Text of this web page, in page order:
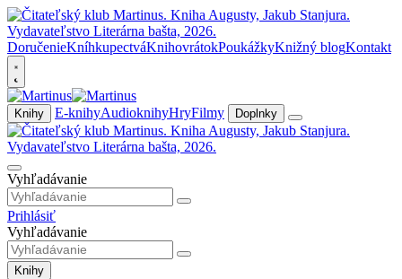
DoručenieKníhkupectváKnihovrátokPoukážkyKnižný blogKontakt
Knihy E-knihyAudioknihyHryFilmy Doplnky
Vyhľadávanie
Prihlásiť
Vyhľadávanie
Knihy